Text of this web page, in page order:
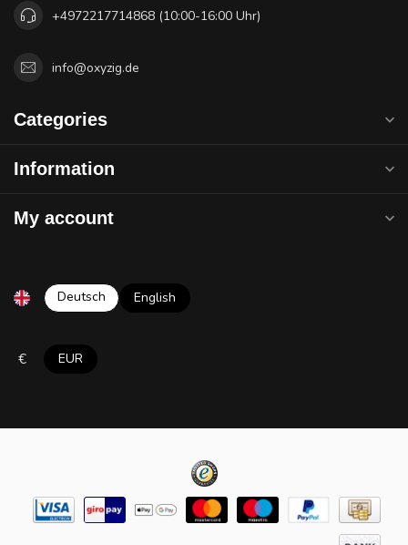
+4972217714868 (10:00-16:00 Uhr)
info@oxyzig.de
Categories
Information
My account
Deutsch English
€ EUR